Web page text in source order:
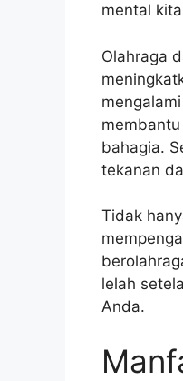
mental
Olahraga
bahagia.
tekanan
Tidak
lelah
Anda.